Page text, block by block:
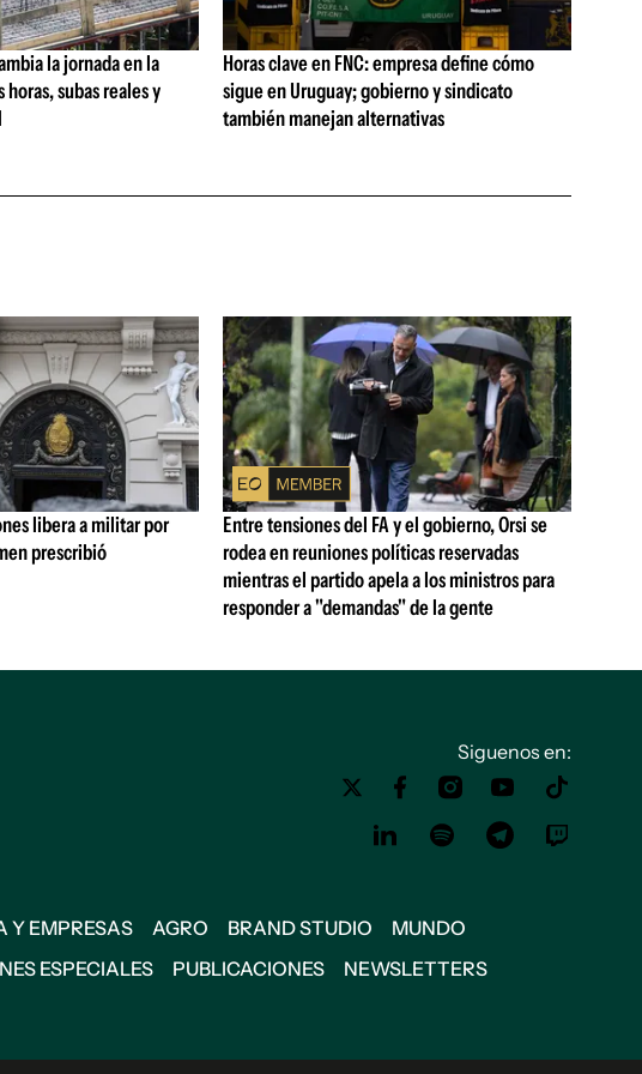
la jornada en la
subas reales y
Horas clave en FNC: empresa define cómo
sigue en Uruguay; gobierno y sindicato
también manejan alternativas
libera a militar por
prescribió
Entre tensiones del FA y el gobierno, Orsi se
rodea en reuniones políticas reservadas
mientras el partido apela a los ministros para
responder a "demandas" de la gente
Siguenos en:
Y EMPRESAS AGRO BRAND STUDIO
MUNDO
ESPECIALES PUBLICACIONES
NEWSLETTERS